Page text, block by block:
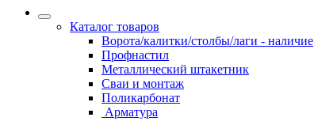
Каталог товаров
Ворота/калитки/столбы/лаги - наличие
Профнастил
Металлический штакетник
Сваи и монтаж
Поликарбонат
Арматура